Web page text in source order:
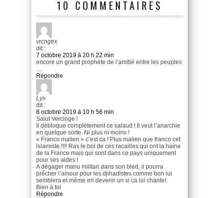
10 COMMENTAIRES
vrcngtrx
dit :
7 octobre 2019 à 20 h 22 min
encore un grand prophète de l’amitié entre les peuples
Répondre
Lys
dit :
8 octobre 2019 à 10 h 56 min
Salut Vercinge !
Il débloque complètement ce salaud ! Il veut l’anarchie
en quelque sorte. Ni plus ni moins !
« Franco malien » c’est ca ! Plus malien que franco cet
islamiste !!!! Ras le bol de ces racailles qui ont la haine
de la France mais qui sont dans ce pays uniquement
pour ses aides !
A dégager manu militari dans son bled, il pourra
prêcher l’amour pour les djihadistes comme bon lui
semblera et même en devenir un si ca lui chante!
Bien à toi
Répondre